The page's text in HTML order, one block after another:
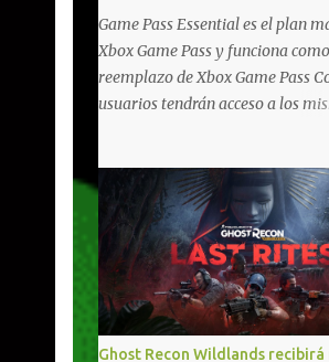
generales de cómo hacer
Podes consultar un listado más
promociones desde xbox.com. El
tener actualizaciones regulares o
- México Ofertas - Estados
España Todas las ofertas de
también aplican a Xbox Series, a
de los jue...
Game Pass Essential es el plan
Xbox Game Pass y funciona
reemplazo de Xbox Game Pass
usuarios tendrán acceso a los
adicionales que fueron
recientemente. Essential incluirá
novedades una serie de ventajas
diferentes juegos free to play
Xbox y PC, que van desde skins,
de personajes, paquetes de
emotes, monedas virtuales y
Ghost Recon Wildlands recibirá